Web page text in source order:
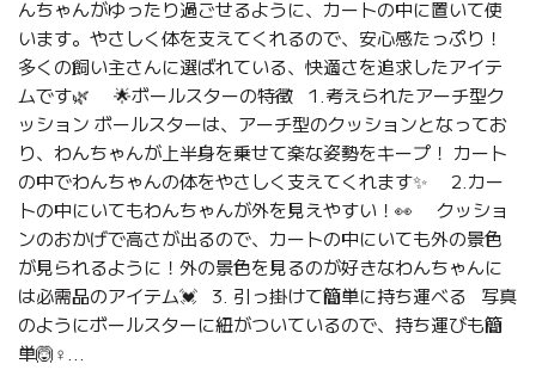
んちゃんがゆったり過ごせるように、カートの中に置いて使
います。やさしく体を支えてくれるので、安心感たっぷり！
多くの飼い主さんに選ばれている、快適さを追求したアイテ
ムです🌿 🌟ボールスターの特徴 1.考えられたアーチ型ク
ッション ボールスターは、アーチ型のクッションとなってお
り、わんちゃんが上半身を乗せて楽な姿勢をキープ！ カート
の中でわんちゃんの体をやさしく支えてくれます✨ 2.カー
トの中にいてもわんちゃんが外を見えやすい！👀 クッショ
ンのおかげで高さが出るので、カートの中にいても外の景色
が見られるように！外の景色を見るのが好きなわんちゃんに
は必需品のアイテム💓 3. 引っ掛けて簡単に持ち運べる 写真
のようにボールスターに紐がついているので、持ち運びも簡
単🙆♀️...